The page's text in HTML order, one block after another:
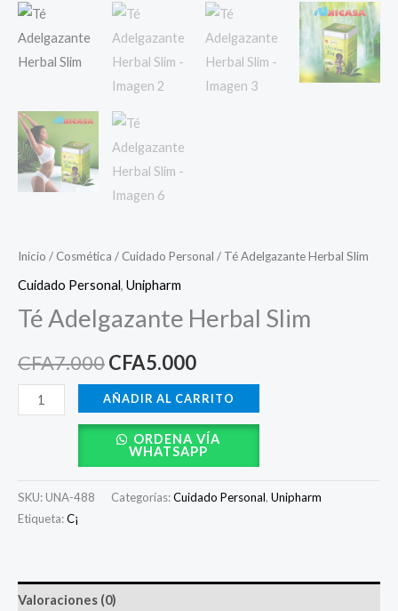
Inicio / Cosmética / Cuidado Personal / Té Adelgazante Herbal Slim
Cuidado Personal, Unipharm
Té Adelgazante Herbal Slim
CFA7.000CFA5.000
AÑADIR AL CARRITO
ORDENA VÍA
WHATSAPP
SKU: UNA-488 Categorías:Cuidado Personal, Unipharm
Etiqueta:C¡
Valoraciones (0)